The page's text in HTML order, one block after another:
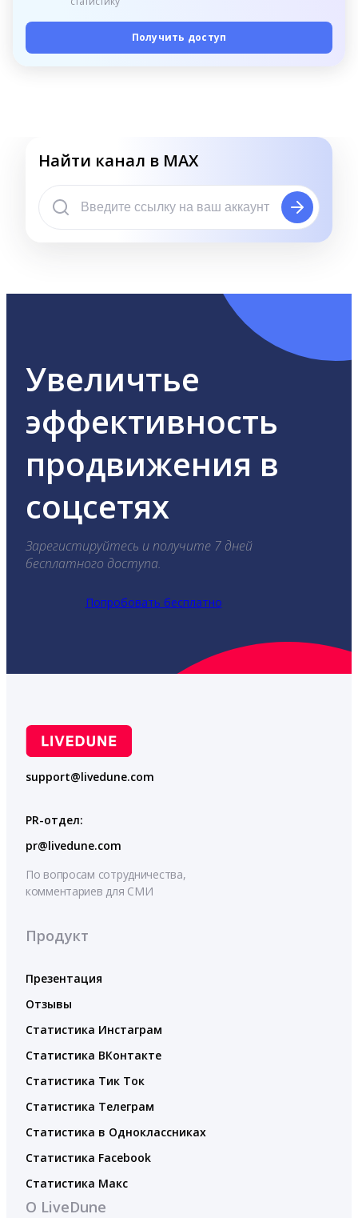
Получить доступ
Найти канал в MAX
Увеличтье
эффективность
продвижения в
соцсетях
Зарегистируйтесь и получите 7 дней
бесплатного доступа.
Попробовать бесплатно
support@livedune.com
PR-отдел:
pr@livedune.com
По вопросам сотрудничества,
комментариев для СМИ
Продукт
Презентация
Отзывы
Статистика Инстаграм
Статистика ВКонтакте
Статистика Тик Ток
Статистика Телеграм
Статистика в Одноклассниках
Статистика Facebook
Статистика Макс
О LiveDune